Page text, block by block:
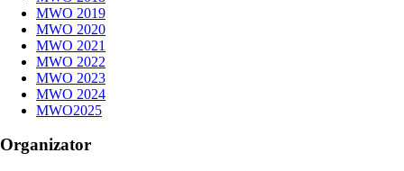
MWO 2019
MWO 2020
MWO 2021
MWO 2022
MWO 2023
MWO 2024
MWO2025
Organizator